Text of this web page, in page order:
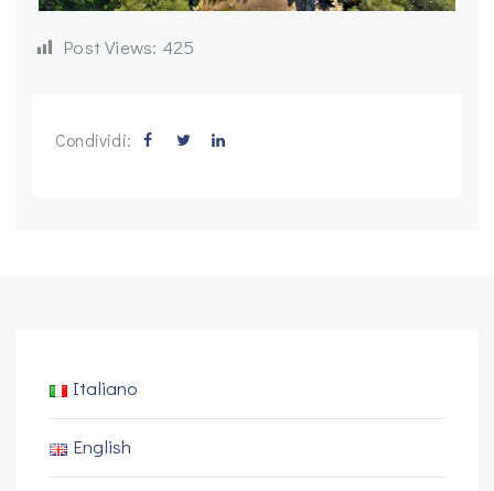
Post Views: 425
Condividi:
Italiano
English